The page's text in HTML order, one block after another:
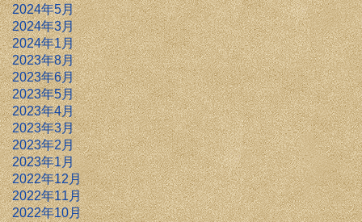
2024年5月
2024年3月
2024年1月
2023年8月
2023年6月
2023年5月
2023年4月
2023年3月
2023年2月
2023年1月
2022年12月
2022年11月
2022年10月